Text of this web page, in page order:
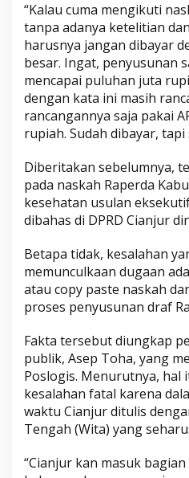
“Kalau cuma mengikuti
tanpa adanya ketelitian
harusnya jangan dibayar
besar. Ingat, penyusunan
mencapai puluhan juta
dengan kata ini masih
rancangannya saja pakai
rupiah. Sudah dibayar,
Diberitakan sebelumnya,
pada naskah Raperda
kesehatan usulan
dibahas di DPRD Cianjur
Betapa tidak, kesalahan
memunculkaan dugaan
atau copy paste naskah
proses penyusunan draf
Fakta tersebut diungkap
publik, Asep Toha, yang
Poslogis. Menurutnya, hal
kesalahan fatal karena
waktu Cianjur ditulis
Tengah (Wita) yang
“Cianjur kan masuk